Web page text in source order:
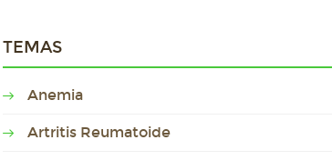
TEMAS
Anemia
Artritis Reumatoide